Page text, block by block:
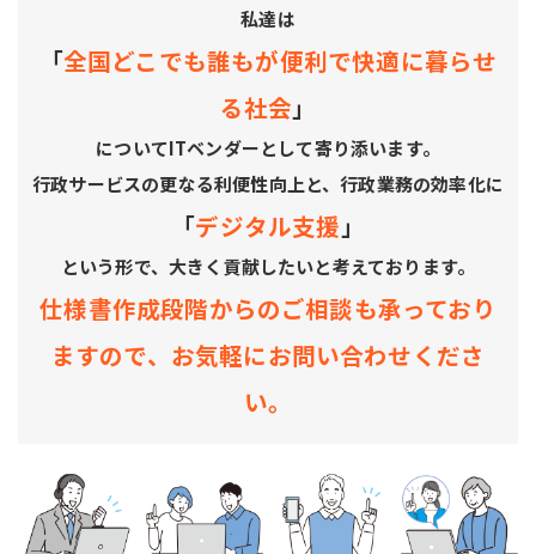
私達は
「全国どこでも誰もが便利で快適に暮らせ
る社会」
についてITベンダーとして寄り添います。
行政サービスの更なる利便性向上と、行政業務の効率化に
「デジタル支援 」
という形で、大きく貢献したいと考えております。
仕様書作成段階からのご相談も承っており
ますので、お気軽にお問い合わせくださ
い。